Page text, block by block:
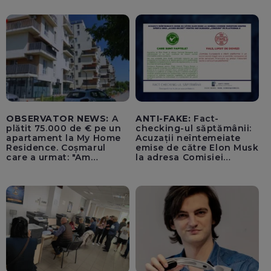
OBSERVATOR NEWS: A
plătit 75.000 de € pe un
apartament la My Home
Residence. Coșmarul
care a urmat: "Am
ANTI-FAKE: Fact-
checking-ul săptămânii:
Acuzații neîntemeiate
emise de către Elon Musk
la adresa Comisiei
pentru instaurarea
„cenzurii” pe platforma X